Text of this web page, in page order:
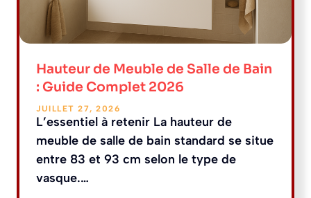
Hauteur de Meuble de Salle de Bain
: Guide Complet 2026
JUILLET 27, 2026
L’essentiel à retenir La hauteur de
meuble de salle de bain standard se situe
entre 83 et 93 cm selon le type de
vasque.…